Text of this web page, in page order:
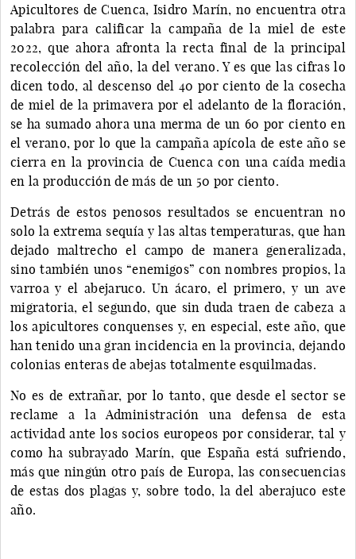
Apicultores de Cuenca, Isidro Marín, no encuentra otra
palabra para calificar la campaña de la miel de este
2022, que ahora afronta la recta final de la principal
recolección del año, la del verano. Y es que las cifras lo
dicen todo, al descenso del 40 por ciento de la cosecha
de miel de la primavera por el adelanto de la floración,
se ha sumado ahora una merma de un 60 por ciento en
el verano, por lo que la campaña apícola de este año se
cierra en la provincia de Cuenca con una caída media
en la producción de más de un 50 por ciento.
Detrás de estos penosos resultados se encuentran no
solo la extrema sequía y las altas temperaturas, que han
dejado maltrecho el campo de manera generalizada,
sino también unos “enemigos” con nombres propios, la
varroa y el abejaruco. Un ácaro, el primero, y un ave
migratoria, el segundo, que sin duda traen de cabeza a
los apicultores conquenses y, en especial, este año, que
han tenido una gran incidencia en la provincia, dejando
colonias enteras de abejas totalmente esquilmadas.
No es de extrañar, por lo tanto, que desde el sector se
reclame a la Administración una defensa de esta
actividad ante los socios europeos por considerar, tal y
como ha subrayado Marín, que España está sufriendo,
más que ningún otro país de Europa, las consecuencias
de estas dos plagas y, sobre todo, la del aberajuco este
año.